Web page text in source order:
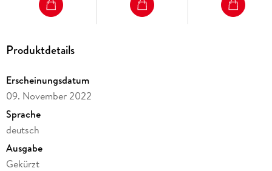
Produktdetails
Erscheinungsdatum
09. November 2022
Sprache
deutsch
Ausgabe
Gekürzt